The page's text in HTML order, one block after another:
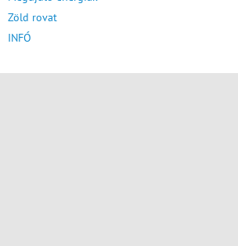
Zöld rovat
INFÓ